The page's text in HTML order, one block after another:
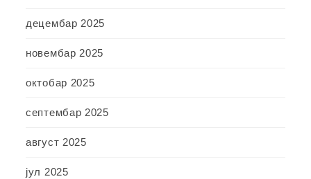
децембар 2025
новембар 2025
октобар 2025
септембар 2025
август 2025
јул 2025